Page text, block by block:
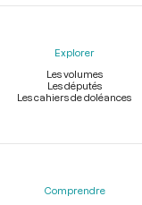
Explorer
Les volumes
Les députés
Les cahiers de doléances
Comprendre